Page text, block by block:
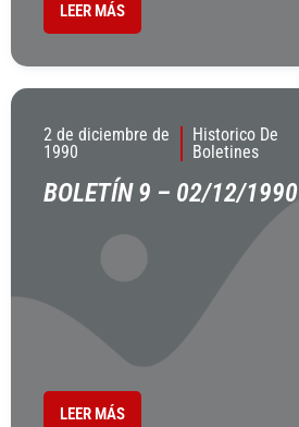
LEER MÁS
2 de diciembre de
1990
Historico De
Boletines
BOLETÍN 9 – 02/12/1990
LEER MÁS